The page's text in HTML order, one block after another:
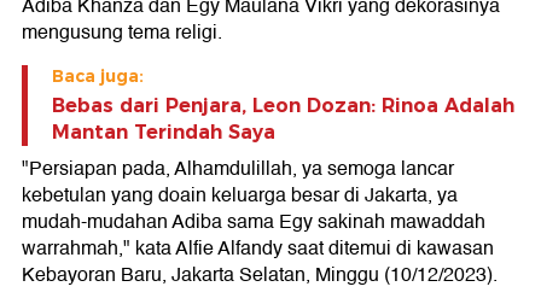
Adiba Khanza dan Egy Maulana Vikri yang dekorasinya
mengusung tema religi.
Baca juga:
Bebas dari Penjara, Leon Dozan: Rinoa Adalah
Mantan Terindah Saya
"Persiapan pada, Alhamdulillah, ya semoga lancar
kebetulan yang doain keluarga besar di Jakarta, ya
mudah-mudahan Adiba sama Egy sakinah mawaddah
warrahmah," kata Alfie Alfandy saat ditemui di kawasan
Kebayoran Baru, Jakarta Selatan, Minggu (10/12/2023).